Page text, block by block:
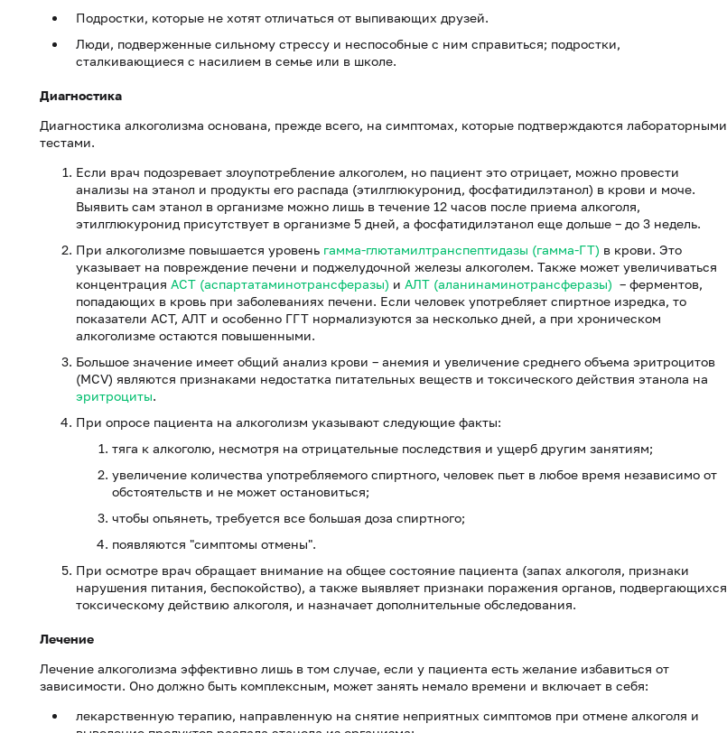
Подростки, которые не хотят отличаться от выпивающих друзей.
Люди, подверженные сильному стрессу и неспособные с ним справиться; подростки,
сталкивающиеся с насилием в семье или в школе.
Диагностика
Диагностика алкоголизма основана, прежде всего, на симптомах, которые подтверждаются лабораторными
тестами.
Если врач подозревает злоупотребление алкоголем, но пациент это отрицает, можно провести
анализы на этанол и продукты его распада (этилглюкуронид, фосфатидилэтанол) в крови и моче.
Выявить сам этанол в организме можно лишь в течение 12 часов после приема алкоголя,
этилглюкуронид присутствует в организме 5 дней, а фосфатидилэтанол еще дольше – до 3 недель.
При алкоголизме повышается уровень гамма-глютамилтранспептидазы (гамма-ГТ) в крови. Это
указывает на повреждение печени и поджелудочной железы алкоголем. Также может увеличиваться
концентрация АСТ (аспартатаминотрансферазы) и АЛТ (аланинаминотрансферазы) – ферментов,
попадающих в кровь при заболеваниях печени. Если человек употребляет спиртное изредка, то
показатели АСТ, АЛТ и особенно ГГТ нормализуются за несколько дней, а при хроническом
алкоголизме остаются повышенными.
Большое значение имеет общий анализ крови – анемия и увеличение среднего объема эритроцитов
(МСV) являются признаками недостатка питательных веществ и токсического действия этанола на
эритроциты.
При опросе пациента на алкоголизм указывают следующие факты:
тяга к алкоголю, несмотря на отрицательные последствия и ущерб другим занятиям;
увеличение количества употребляемого спиртного, человек пьет в любое время независимо от
обстоятельств и не может остановиться;
чтобы опьянеть, требуется все большая доза спиртного;
появляются "симптомы отмены".
При осмотре врач обращает внимание на общее состояние пациента (запах алкоголя, признаки
нарушения питания, беспокойство), а также выявляет признаки поражения органов, подвергающихся
токсическому действию алкоголя, и назначает дополнительные обследования.
Лечение
Лечение алкоголизма эффективно лишь в том случае, если у пациента есть желание избавиться от
зависимости. Оно должно быть комплексным, может занять немало времени и включает в себя:
лекарственную терапию, направленную на снятие неприятных симптомов при отмене алкоголя и